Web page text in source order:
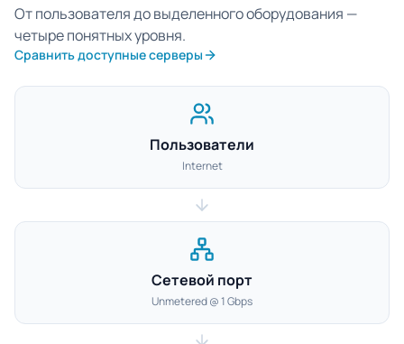
От пользователя до выделенного оборудования —
четыре понятных уровня.
Сравнить доступные серверы
Пользователи
Internet
Сетевой порт
Unmetered @ 1 Gbps